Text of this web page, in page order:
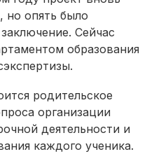
но опять было
Сейчас
образования
родительское
организации
деятельности и
каждого ученика.